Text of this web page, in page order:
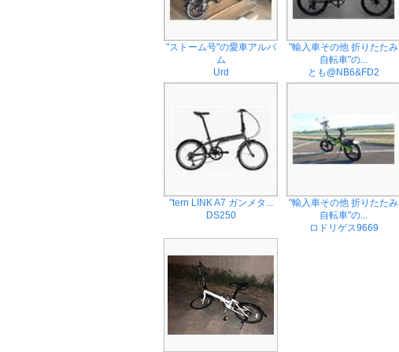
"ストーム号"の愛車アルバ
ム
Urd
"輸入車その他 折りたたみ
自転車"の...
とも@NB6&FD2
"tern LINK A7 ガンメタ...
DS250
"輸入車その他 折りたたみ
自転車"の...
ロドリゲス9669